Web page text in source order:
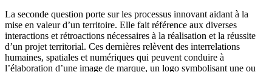
La seconde question porte sur les processus innovant aidant à la
mise en valeur d’un territoire. Elle fait référence aux diverses
interactions et rétroactions nécessaires à la réalisation et la réussite
d’un projet territorial. Ces dernières relèvent des interrelations
humaines, spatiales et numériques qui peuvent conduire à
l’élaboration d’une image de marque, un logo symbolisant une ou